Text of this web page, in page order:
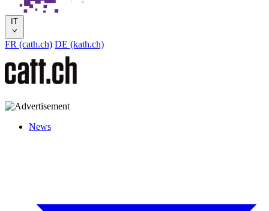
IT
FR (cath.ch) DE (kath.ch)
News